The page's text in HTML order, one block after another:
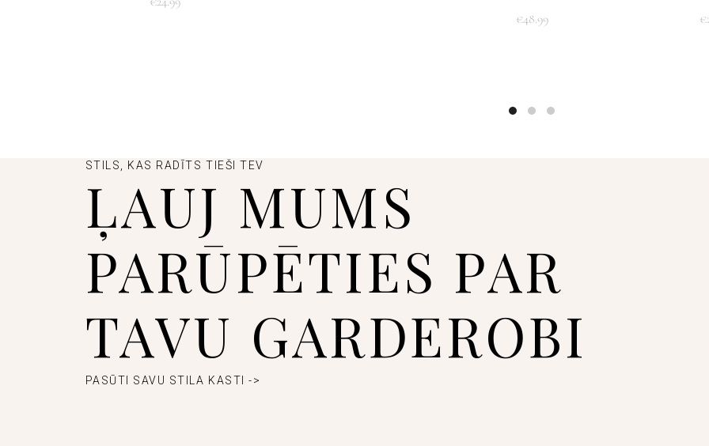
uzrādās kā neaktīvs un
Krekli un
Share
€48.99 €
STILS, KAS RADĪTS TIEŠI TEV
ĻAUJ MUMS
PARŪPĒTIES PAR
TAVU GARDEROBI
PASŪTI SAVU STILA KASTI ->